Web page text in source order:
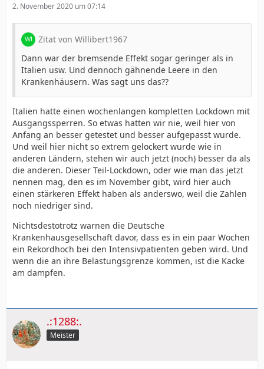
2. November 2020 um 07:14
Zitat von Willibert1967
Dann war der bremsende Effekt sogar geringer als in
Italien usw. Und dennoch gähnende Leere in den
Krankenhäusern. Was sagt uns das??
Italien hatte einen wochenlangen kompletten Lockdown mit
Ausgangssperren. So etwas hatten wir nie, weil hier von
Anfang an besser getestet und besser aufgepasst wurde.
Und weil hier nicht so extrem gelockert wurde wie in
anderen Ländern, stehen wir auch jetzt (noch) besser da als
die anderen. Dieser Teil-Lockdown, oder wie man das jetzt
nennen mag, den es im November gibt, wird hier auch
einen stärkeren Effekt haben als anderswo, weil die Zahlen
noch niedriger sind.
Nichtsdestotrotz warnen die Deutsche
Krankenhausgesellschaft davor, dass es in ein paar Wochen
ein Rekordhoch bei den Intensivpatienten geben wird. Und
wenn die an ihre Belastungsgrenze kommen, ist die Kacke
am dampfen.
.:1288:.
Meister